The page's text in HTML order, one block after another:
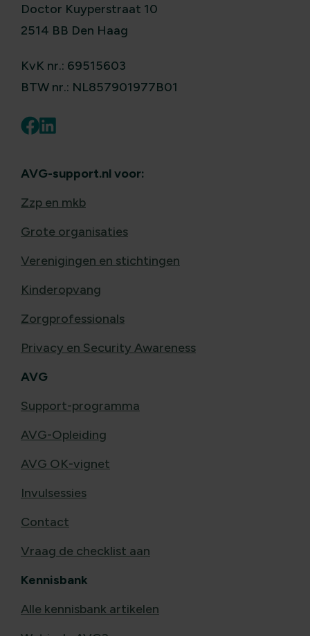
Doctor Kuyperstraat 10
2514 BB Den Haag
KvK nr.: 69515603
BTW nr.: NL857901977B01
AVG-support.nl voor:
Zzp en mkb
Grote organisaties
Verenigingen en stichtingen
Kinderopvang
Zorgprofessionals
Privacy en Security Awareness
AVG
Support-programma
AVG-Opleiding
AVG OK-vignet
Invulsessies
Contact
Vraag de checklist aan
Kennisbank
Alle kennisbank artikelen